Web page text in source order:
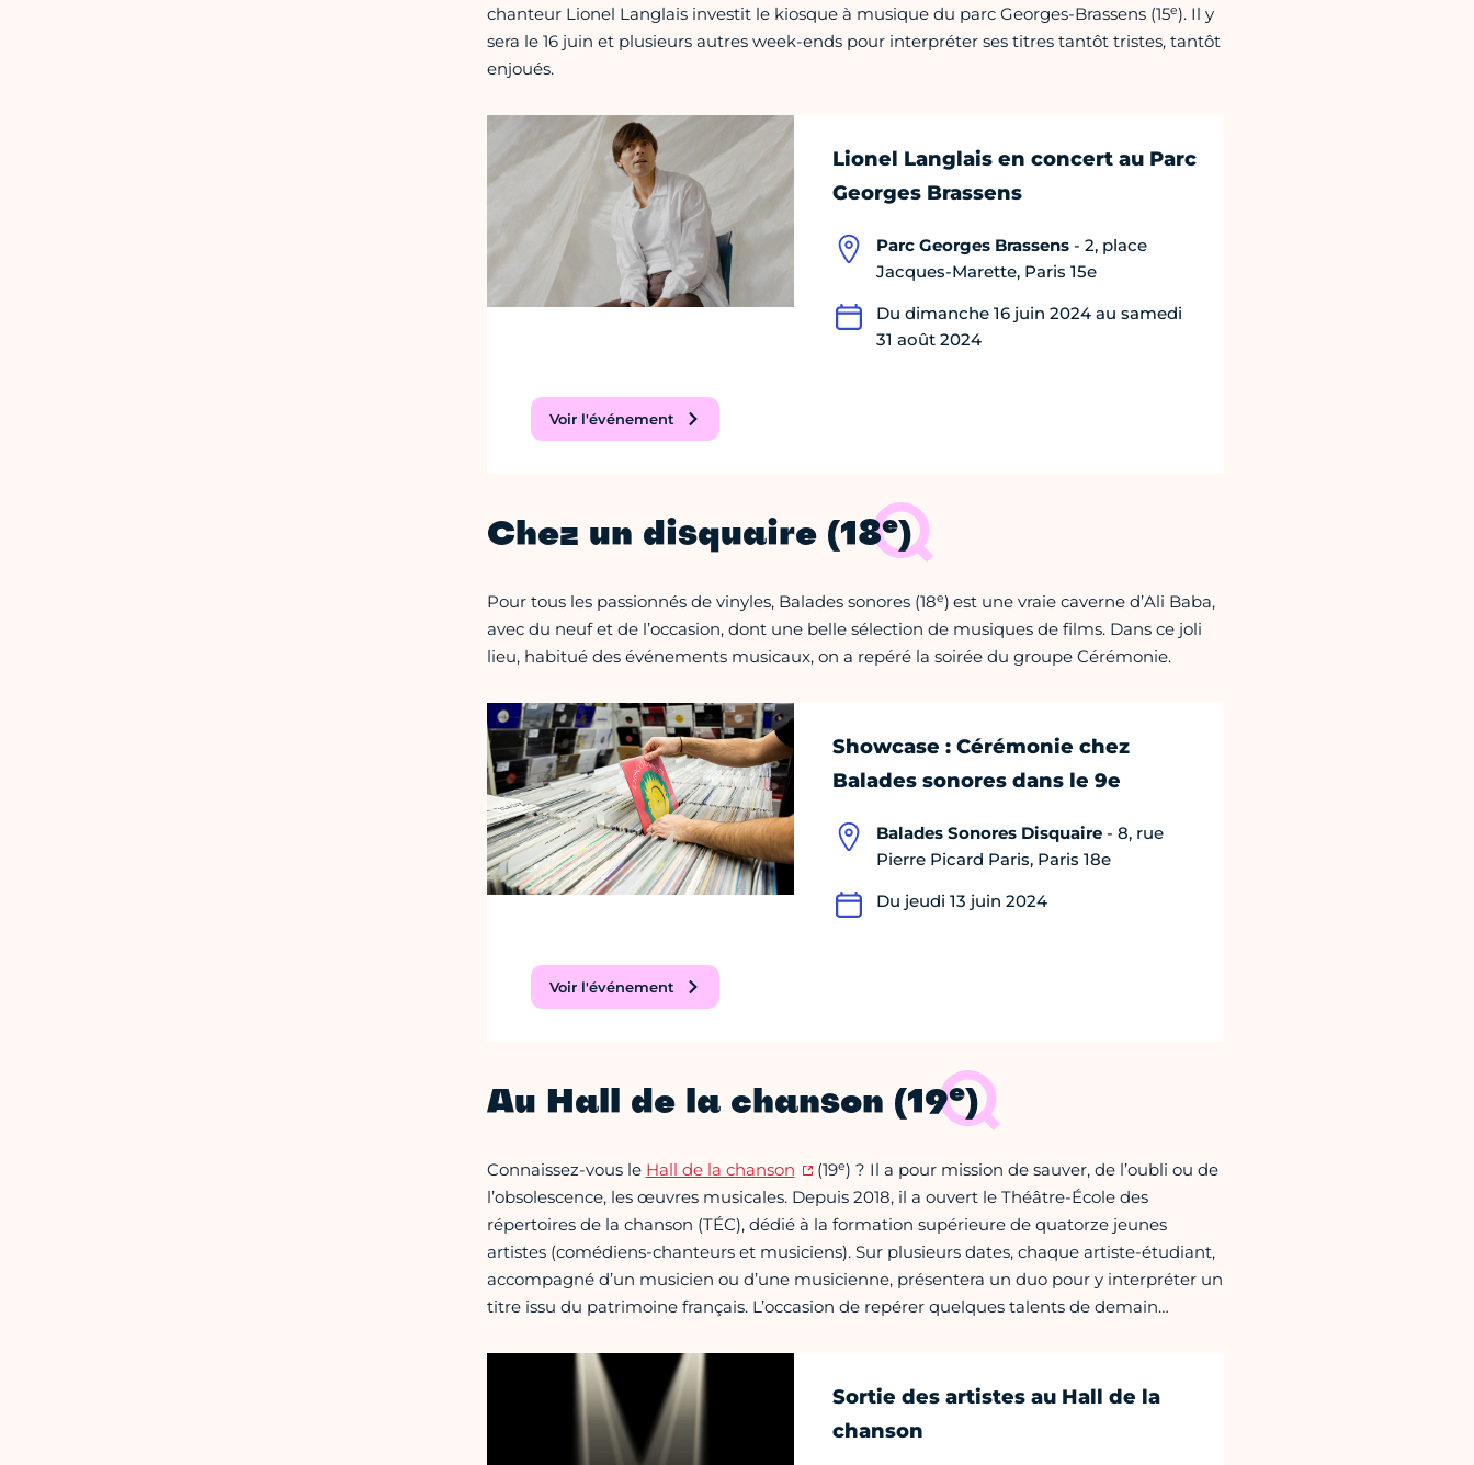
chanteur Lionel Langlais investit le kiosque à musique du parc Georges-Brassens (15e). Il y
sera le 16 juin et plusieurs autres week-ends pour interpréter ses titres tantôt tristes, tantôt
enjoués.
Lionel Langlais en concert au Parc
Georges Brassens
Parc Georges Brassens- 2, place
Jacques-Marette, Paris 15e
Du dimanche 16 juin 2024 au samedi
31 août 2024
Voir l'événement
Chez un disquaire (18e)
Pour tous les passionnés de vinyles, Balades sonores (18e) est une vraie caverne d’Ali Baba,
avec du neuf et de l’occasion, dont une belle sélection de musiques de films. Dans ce joli
lieu, habitué des événements musicaux, on a repéré la soirée du groupe Cérémonie.
Showcase : Cérémonie chez
Balades sonores dans le 9e
Balades Sonores Disquaire - 8, rue
Pierre Picard Paris, Paris 18e
Du jeudi 13 juin 2024
Voir l'événement
Au Hall de la chanson (19e)
Connaissez-vous le Hall de la chanson (19e) ? Il a pour mission de sauver, de l’oubli ou de
l’obsolescence, les œuvres musicales. Depuis 2018, il a ouvert le Théâtre-École des
répertoires de la chanson (TÉC), dédié à la formation supérieure de quatorze jeunes
artistes (comédiens-chanteurs et musiciens). Sur plusieurs dates, chaque artiste-étudiant,
accompagné d’un musicien ou d’une musicienne, présentera un duo pour y interpréter un
titre issu du patrimoine français. L’occasion de repérer quelques talents de demain…
Sortie des artistes au Hall de la
chanson